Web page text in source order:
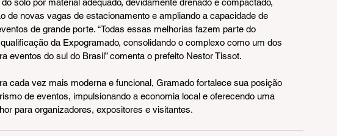
de novas vagas de estacionamento e ampliando a capacidade de
de grande porte. “Todas essas melhorias fazem parte do
da Expogramado, consolidando o complexo como um dos
eventos do sul do Brasil” comenta o prefeito Nestor Tissot.
cada vez mais moderna e funcional, Gramado fortalece sua posição
de eventos, impulsionando a economia local e oferecendo uma
para organizadores, expositores e visitantes.